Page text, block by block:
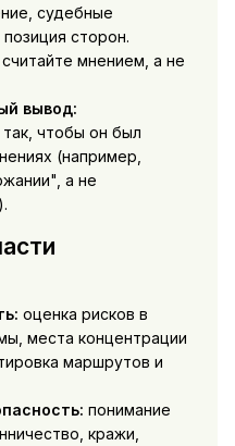
судебные
сторон.
мнением, а не
вывод:
чтобы он был
(например,
а не
оценка рисков в
места концентрации
маршрутов и
понимание
кражи,